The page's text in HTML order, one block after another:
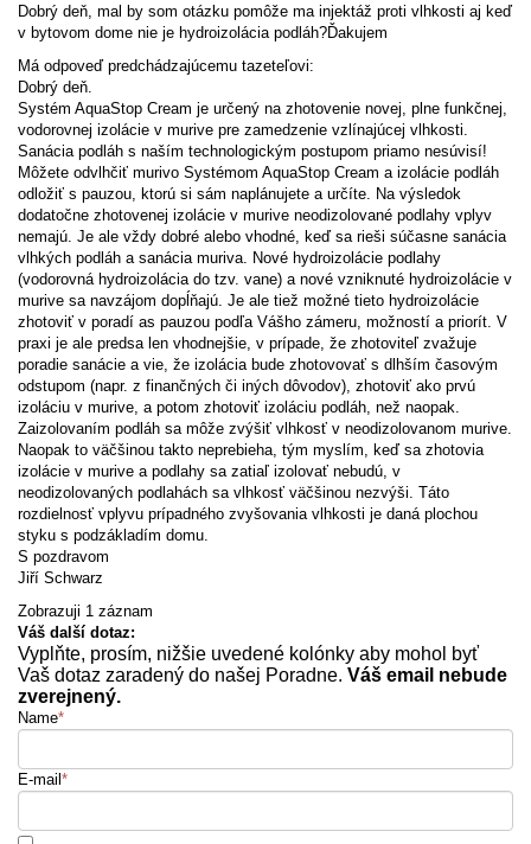
Dobrý deň, mal by som otázku pomôže ma injektáž proti vlhkosti aj keď
v bytovom dome nie je hydroizolácia podláh?Ďakujem
Má odpoveď predchádzajúcemu tazeteľovi:
Dobrý deň.
Systém AquaStop Cream je určený na zhotovenie novej, plne funkčnej,
vodorovnej izolácie v murive pre zamedzenie vzlínajúcej vlhkosti.
Sanácia podláh s naším technologickým postupom priamo nesúvisí!
Môžete odvlhčiť murivo Systémom AquaStop Cream a izolácie podláh
odložiť s pauzou, ktorú si sám naplánujete a určíte. Na výsledok
dodatočne zhotovenej izolácie v murive neodizolované podlahy vplyv
nemajú. Je ale vždy dobré alebo vhodné, keď sa rieši súčasne sanácia
vlhkých podláh a sanácia muriva. Nové hydroizolácie podlahy
(vodorovná hydroizolácia do tzv. vane) a nové vzniknuté hydroizolácie v
murive sa navzájom dopĺňajú. Je ale tiež možné tieto hydroizolácie
zhotoviť v poradí as pauzou podľa Vášho zámeru, možností a priorít. V
praxi je ale predsa len vhodnejšie, v prípade, že zhotoviteľ zvažuje
poradie sanácie a vie, že izolácia bude zhotovovať s dlhším časovým
odstupom (napr. z finančných či iných dôvodov), zhotoviť ako prvú
izoláciu v murive, a potom zhotoviť izoláciu podláh, než naopak.
Zaizolovaním podláh sa môže zvýšiť vlhkosť v neodizolovanom murive.
Naopak to väčšinou takto neprebieha, tým myslím, keď sa zhotovia
izolácie v murive a podlahy sa zatiaľ izolovať nebudú, v
neodizolovaných podlahách sa vlhkosť väčšinou nezvýši. Táto
rozdielnosť vplyvu prípadného zvyšovania vlhkosti je daná plochou
styku s podzákladím domu.
S pozdravom
Jiří Schwarz
Zobrazuji 1 záznam
Váš další dotaz:
Vyplňte, prosím, nižšie uvedené kolónky aby mohol byť
Vaš dotaz zaradený do našej Poradne. Váš email nebude
zverejnený.
Name*
E-mail *